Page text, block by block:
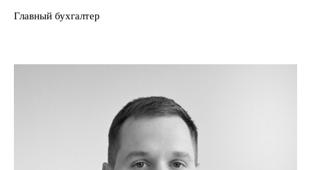
Главный бухгалтер